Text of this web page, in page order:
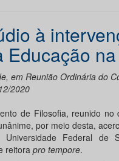
à
Educação
em Reunião Ordinária do
2020
de Filosofia, reunido
por meio desta,
Universidade Federal de
reitorapro tempore.